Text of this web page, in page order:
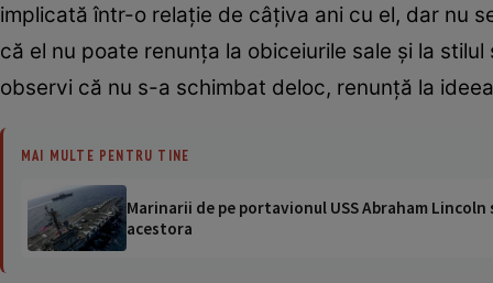
implicată într-o relaţie de câţiva ani cu el, dar nu
că el nu poate renunţa la obiceiurile sale şi la
observi că nu s-a schimbat deloc, renunţă la
MAI MULTE PENTRU TINE
Marinarii de pe portavionul USS Abraham
acestora